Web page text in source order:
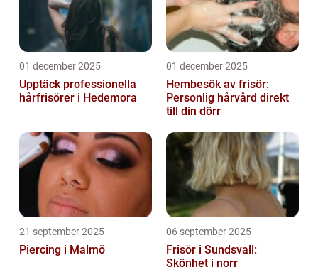
01 december 2025
Upptäck professionella
hårfrisörer i Hedemora
01 december 2025
Hembesök av frisör:
Personlig hårvård direkt
till din dörr
21 september 2025
Piercing i Malmö
06 september 2025
Frisör i Sundsvall:
Skönhet i norr